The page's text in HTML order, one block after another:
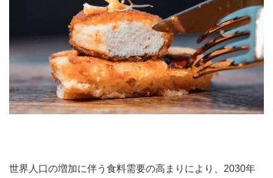
世界人口の増加に伴う食料需要の高まりにより、2030年